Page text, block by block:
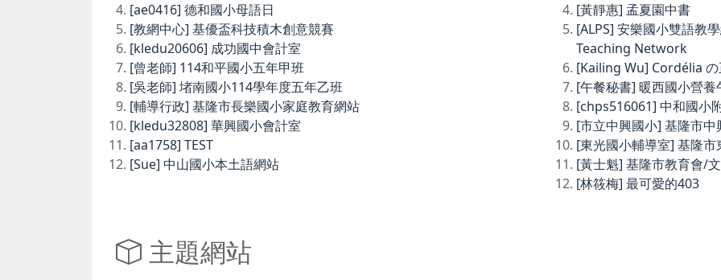
[ae0416] 德和國小母語日
[教網中心] 基優盃科技積木創意競賽
[kledu20606] 成功國中會計室
[曾老師] 114和平國小五年甲班
[吳老師] 堵南國小114學年度五年乙班
[輔導行政] 基隆市長樂國小家庭教育網站
[kledu32808] 華興國小會計室
[aa1758] TEST
[Sue] 中山國小本土語網站
[黃靜惠] 孟夏園中書
[ALPS] 安樂國小雙語教
Teaching Network
[Kailing Wu] Cordélia
[午餐秘書] 暖西國小營養
[chps516061] 中和國小
[市立中興國小] 基隆市
[東光國小輔導室] 基隆
[黃士魁] 基隆市教育會/
[林筱梅] 最可愛的403
主題網站